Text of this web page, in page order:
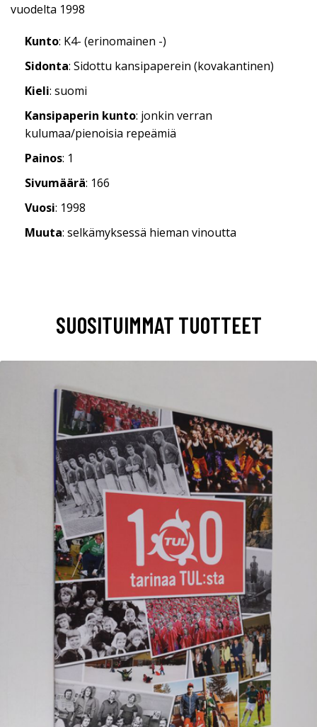
vuodelta 1998
Kunto: K4- (erinomainen -)
Sidonta: Sidottu kansipaperein (kovakantinen)
Kieli: suomi
Kansipaperin kunto: jonkin verran
kulumaa/pienoisia repeämiä
Painos: 1
Sivumäärä: 166
Vuosi: 1998
Muuta: selkämyksessä hieman vinoutta
SUOSITUIMMAT TUOTTEET